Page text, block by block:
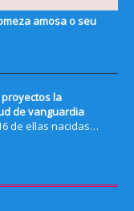
amosa o seu
la
de vanguardia
de ellas nacidas…